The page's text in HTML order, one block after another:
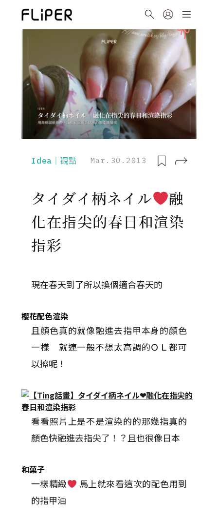
Idea｜觀點 Mar.30.2013
タイダイ柄ネイル
融
化在指尖的春日和渲染
指彩
現在春天到了所以換個適合春天的
櫻花配色渲染
且顏色真的就像融進去指甲本身的顏色
一樣 就連一般不想太高調的ＯＬ都可
以擦呢！
看看照片上是不是渲染的的那幾指真的
顏色快融進去指尖了！？且也很像日本
和菓子
一樣精緻
馬上就來看這次的配色用到
的指甲油